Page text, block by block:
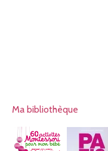
Ma bibliothèque